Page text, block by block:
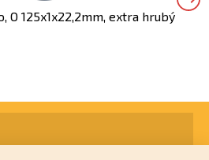
O 125x1x22,2mm, extra hrubý